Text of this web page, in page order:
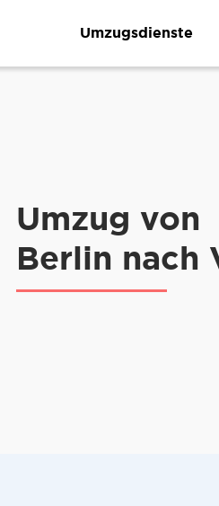
Umzugsdienste
Umzug von
Berlin nach